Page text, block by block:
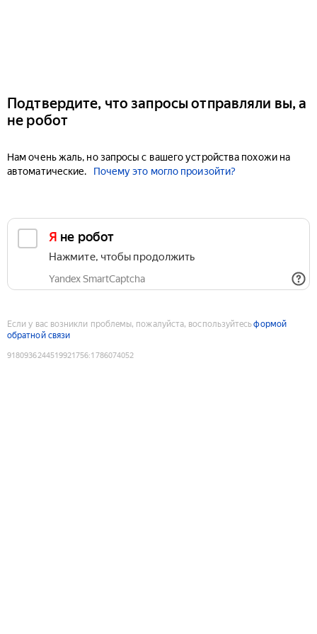
Подтвердите, что запросы отправляли вы, а
не робот
Нам очень жаль, но запросы с вашего устройства похожи на
автоматические.
Почему это могло произойти?
Я не робот
Нажмите, чтобы продолжить
Yandex SmartCaptcha
Если у вас возникли проблемы, пожалуйста, воспользуйтесьформой
обратной связи
9180936244519921756:1786074052